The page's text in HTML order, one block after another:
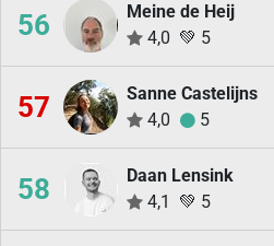
56
Meine de Heij
4,0 💚 5
57
Sanne Castelijns
4,0
5
58
Daan Lensink
4,1
💚 5